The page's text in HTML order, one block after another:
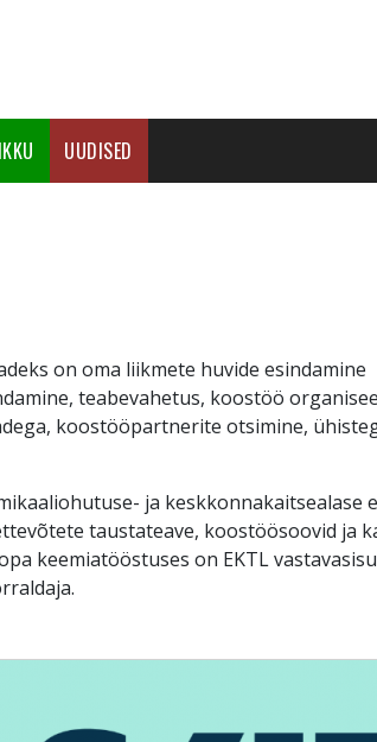
UUDISED
on oma liikmete huvide esindamine
teabevahetus, koostöö
koostööpartnerite otsimine,
ja keskkonnakaitsealase
taustateave, koostöösoovid ja
keemiatööstuses on EKTL